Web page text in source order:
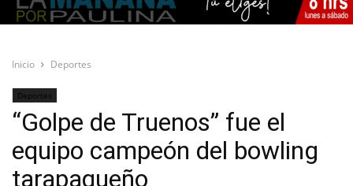
Inicio Deportes
Deportes
“Golpe de Truenos” fue el
equipo campeón del bowling
tarapaqueño